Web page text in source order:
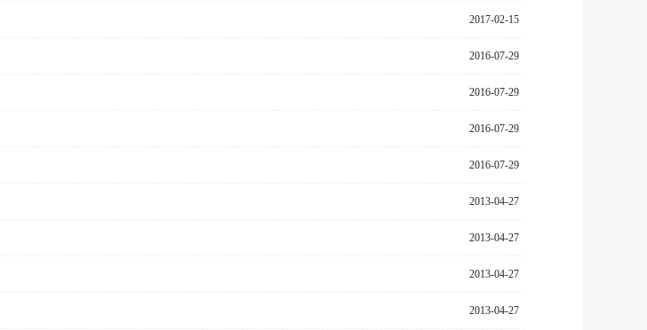
2017-02-15
2016-07-29
2016-07-29
2016-07-29
2016-07-29
2013-04-27
2013-04-27
2013-04-27
2013-04-27